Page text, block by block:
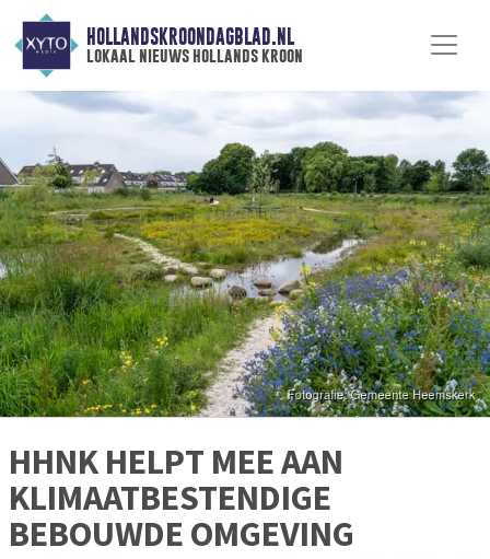
HOLLANDSKROONDAGBLAD.NL
lokaal nieuws hollands kroon
HHNK HELPT MEE AAN
KLIMAATBESTENDIGE
BEBOUWDE OMGEVING